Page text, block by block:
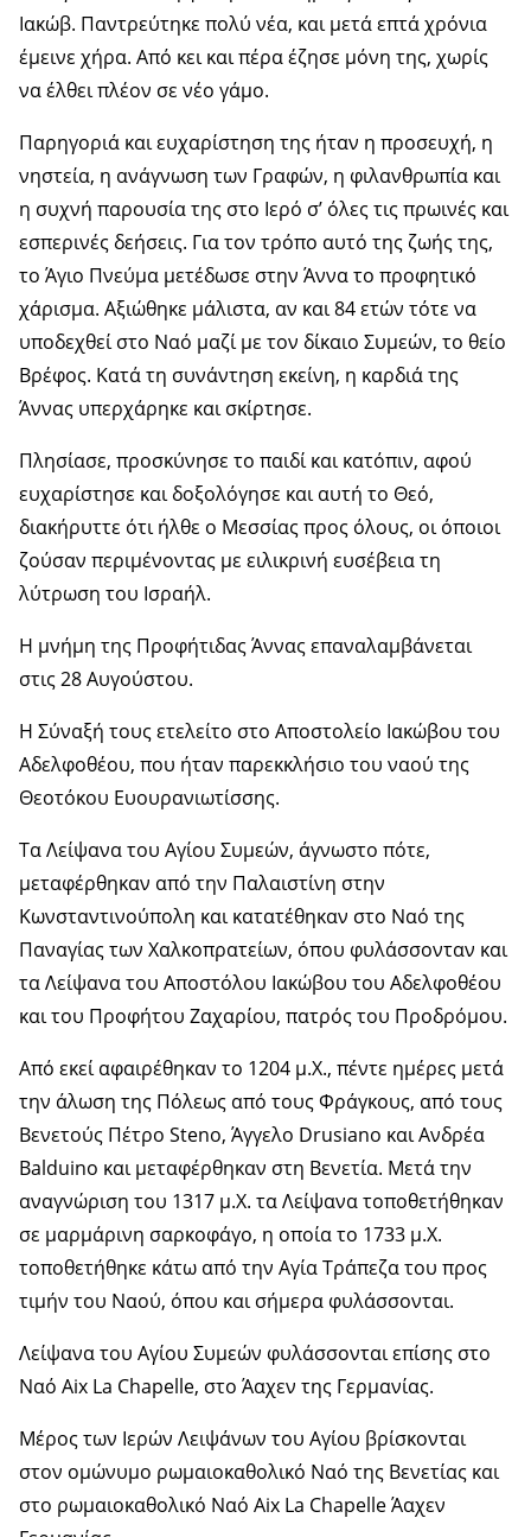
Ιακώβ. Παντρεύτηκε πολύ νέα, και μετά επτά χρόνια
έμεινε χήρα. Από κει και πέρα έζησε μόνη της, χωρίς
να έλθει πλέον σε νέο γάμο.
Παρηγοριά και ευχαρίστηση της ήταν η προσευχή, η
νηστεία, η ανάγνωση των Γραφών, η φιλανθρωπία και
η συχνή παρουσία της στο Ιερό σ’ όλες τις πρωινές και
εσπερινές δεήσεις. Για τον τρόπο αυτό της ζωής της,
το Άγιο Πνεύμα μετέδωσε στην Άννα το προφητικό
χάρισμα. Αξιώθηκε μάλιστα, αν και 84 ετών τότε να
υποδεχθεί στο Ναό μαζί με τον δίκαιο Συμεών, το θείο
Βρέφος. Κατά τη συνάντηση εκείνη, η καρδιά της
Άννας υπερχάρηκε και σκίρτησε.
Πλησίασε, προσκύνησε το παιδί και κατόπιν, αφού
ευχαρίστησε και δοξολόγησε και αυτή το Θεό,
διακήρυττε ότι ήλθε ο Μεσσίας προς όλους, οι όποιοι
ζούσαν περιμένοντας με ειλικρινή ευσέβεια τη
λύτρωση του Ισραήλ.
Η μνήμη της Προφήτιδας Άννας επαναλαμβάνεται
στις 28 Αυγούστου.
Η Σύναξή τους ετελείτο στο Αποστολείο Ιακώβου του
Αδελφοθέου, που ήταν παρεκκλήσιο του ναού της
Θεοτόκου Ευουρανιωτίσσης.
Τα Λείψανα του Αγίου Συμεών, άγνωστο πότε,
μεταφέρθηκαν από την Παλαιστίνη στην
Κωνσταντινούπολη και κατατέθηκαν στο Ναό της
Παναγίας των Χαλκοπρατείων, όπου φυλάσσονταν και
τα Λείψανα του Αποστόλου Ιακώβου του Αδελφοθέου
και του Προφήτου Ζαχαρίου, πατρός του Προδρόμου.
Από εκεί αφαιρέθηκαν το 1204 μ.Χ., πέντε ημέρες μετά
την άλωση της Πόλεως από τους Φράγκους, από τους
Βενετούς Πέτρο Steno, Άγγελο Drusiano και Ανδρέα
Balduino και μεταφέρθηκαν στη Βενετία. Μετά την
αναγνώριση του 1317 μ.Χ. τα Λείψανα τοποθετήθηκαν
σε μαρμάρινη σαρκοφάγο, η οποία το 1733 μ.Χ.
τοποθετήθηκε κάτω από την Αγία Τράπεζα του προς
τιμήν του Ναού, όπου και σήμερα φυλάσσονται.
Λείψανα του Αγίου Συμεών φυλάσσονται επίσης στο
Ναό Aix La Chapelle, στο Άαχεν της Γερμανίας.
Μέρος των Ιερών Λειψάνων του Αγίου βρίσκονται
στoν ομώνυμο ρωμαιοκαθολικό Ναό της Βενετίας και
στo ρωμαιοκαθολικό Ναό Aix La Chapelle Άαχεν